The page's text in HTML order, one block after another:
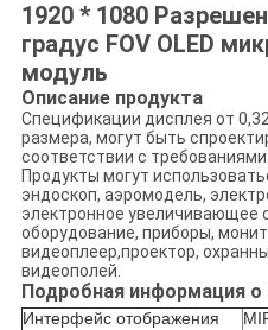
1920 * 1080
градус FOV OLED
модуль
Описание продукта
Спецификации дисплея от
размера, могут быть
соответствии с требованиями
Продукты могут
эндоскоп, аэромодель,
электронное увеличивающее
оборудование, приборы,
видеоплеер,проектор,
видеополей.
Подробная информация о
Интерфейс отображения